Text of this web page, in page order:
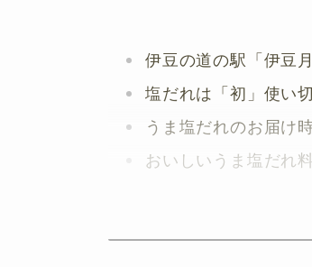
伊豆の道の駅「伊豆
塩だれは「初」使い
うま塩だれのお届け
おいしいうま塩だれ